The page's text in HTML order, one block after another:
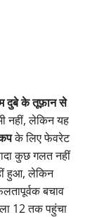
दुबे के तूफ़ान से
नहीं, लेकिन यह
के लिए फेवरेट
कुछ गलत नहीं
हुआ, लेकिन
बचाव
12 तक पहुंचा